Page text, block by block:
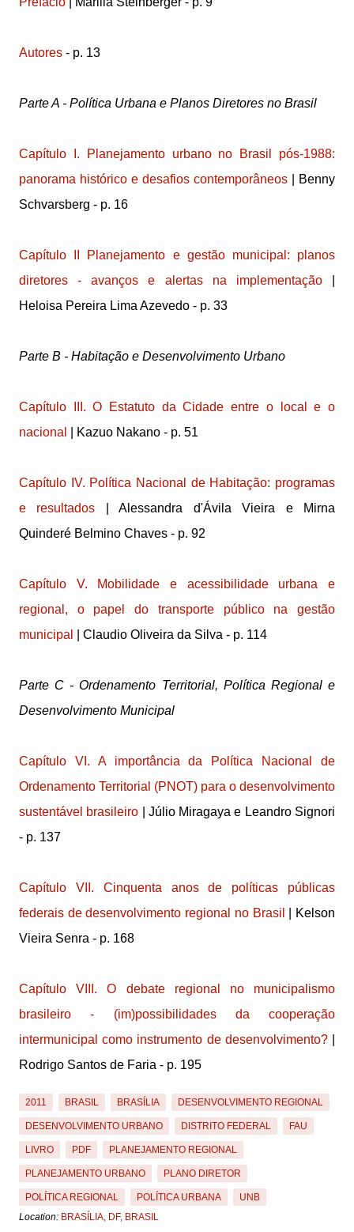
Autores - p. 13
Parte A - Política Urbana e Planos Diretores no Brasil
Capítulo I. Planejamento urbano no Brasil pós-1988:
panorama histórico e desafios contemporâneos | Benny
Schvarsberg - p. 16
Capítulo II Planejamento e gestão municipal: planos
diretores - avanços e alertas na implementação|
Heloisa Pereira Lima Azevedo - p. 33
Parte B - Habitação e Desenvolvimento Urbano
Capítulo III. O Estatuto da Cidade entre o local e o
nacional
| Kazuo Nakano - p. 51
Capítulo IV. Política Nacional de Habitação: programas
e resultados | Alessandra d'Ávila Vieira e Mirna
Quinderé Belmino Chaves - p. 92
Capítulo V. Mobilidade e acessibilidade urbana e
regional, o papel do transporte público na gestão
municipal
| Claudio Oliveira da Silva - p. 114
Parte C - Ordenamento Territorial, Política Regional e
Desenvolvimento Municipal
Capítulo VI. A importância da Política Nacional de
Ordenamento Territorial (PNOT) para o desenvolvimento
sustentável brasileiro | Júlio Miragaya e Leandro Signori
- p. 137
Capítulo VII. Cinquenta anos de políticas públicas
federais de desenvolvimento regional no Brasil
| Kelson
Vieira Senra - p. 168
Capítulo VIII. O debate regional no municipalismo
brasileiro - (im)possibilidades da cooperação
intermunicipal como instrumento de desenvolvimento?|
Rodrigo Santos de Faria - p. 195
2011 BRASIL BRASÍLIA DESENVOLVIMENTO REGIONAL
DESENVOLVIMENTO URBANO DISTRITO FEDERAL FAU
LIVRO PDF PLANEJAMENTO REGIONAL
PLANEJAMENTO URBANO PLANO DIRETOR
POLÍTICA REGIONAL POLÍTICA URBANA
UNB
Location: BRASÍLIA, DF, BRASIL